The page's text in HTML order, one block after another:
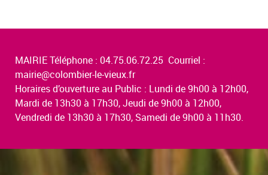
MAIRIE Téléphone : 04.75.06.72.25 Courriel :
mairie@colombier-le-vieux.fr
Horaires d’ouverture au Public : Lundi de 9h00 à 12h00,
Mardi de 13h30 à 17h30, Jeudi de 9h00 à 12h00,
Vendredi de 13h30 à 17h30, Samedi de 9h00 à 11h30.